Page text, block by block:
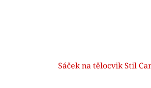
Sáček na tělocvik Stil